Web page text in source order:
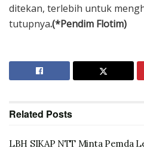
ditekan, terlebih untuk
tutupnya.(*Pendim Flotim)
Related Posts
LBH SIKAP NTT Minta Pemda